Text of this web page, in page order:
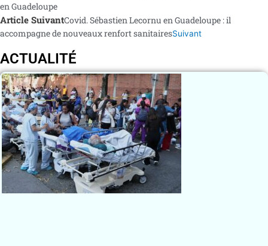
en Guadeloupe
Article SuivantCovid. Sébastien Lecornu en Guadeloupe : il
accompagne de nouveaux renfort sanitairesSuivant
ACTUALITÉ